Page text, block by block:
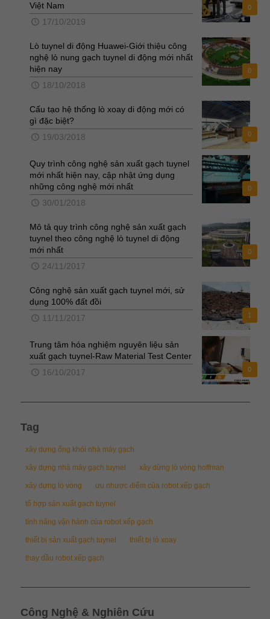
0
Việt Nam
17/10/2019
0
Lò tuynel di động Huawei-Giới thiệu công
nghệ lò nung gạch tuynel di động mới nhất
hiện nay
18/10/2018
0
Cấu tạo hệ thống lò xoay di động mới có
gì đặc biệt?
19/03/2018
0
Quy trình công nghệ sản xuất gạch tuynel
mới nhất hiện nay, cập nhật ứng dụng
những công nghệ mới nhất
30/01/2018
0
Mô tả quy trình công nghệ sản xuất gạch
tuynel theo công nghệ lò tuynel di động
mới nhất
24/11/2017
1
Công nghệ sản xuất gạch tuynel mới, sử
dụng 100% đất đồi
11/11/2017
0
Trung tâm hóa nghiệm nguyên liệu sản
xuất gạch tuynel-Raw Material Test Center
16/10/2017
Tag
xây dựng ống khói nhà máy gạch
xây dựng nhà máy gạch tuynel xây dừng lò vòng hoffman
xây dựng lò vòng ưu nhược điểm của robot xếp gạch
tổ hợp sản xuất gạch tuynel
tính năng vận hành của robot xếp gạch
thiết bị sản xuất gạch tuynel thiết bị lò xoay
thay dầu robot xếp gạch
Công Nghệ & Nghiên Cứu